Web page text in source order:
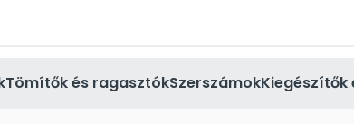
Tömítők és ragasztókSzerszámok